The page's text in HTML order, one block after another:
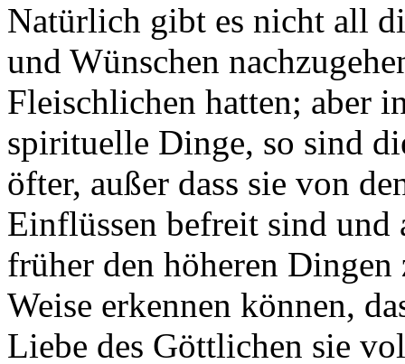
Natürlich gibt es nicht all
und Wünschen
Fleischlichen hatten; aber
spirituelle Dinge, so sind
öfter, außer dass sie von
Einflüssen befreit sind und
früher den höheren
Weise erkennen können,
Liebe des Göttlichen sie